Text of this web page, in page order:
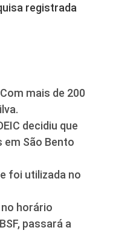
registrada
mais de 200
decidiu que
em São Bento
foi utilizada no
no horário
passará a